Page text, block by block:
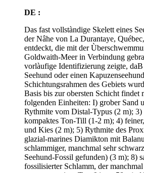
DE :
Das fast vollstàndige Skelett eines
der Nâhe von La Durantaye,
entdeckt, die mit der
Goldwaith-Meer in Verbindung
vorlàufige Identifizierung zeigte, daB
Seehund oder einen
Schichtungsrahmen des Gebiets
Basis bis zur obersten Schicht findet
folgenden Einheiten: I) grober Sand
Rythmite vom Distal-Typus (2 m); 3)
kompaktes Ton-Till (1-2 m); 4)
und Kies (2 m); 5) Rythmite des
glazial-marines Diamikton mit
schlammiger, manchmal sehr
Seehund-Fossil gefunden) (3 m); 8)
fossilisierter Schlamm, der